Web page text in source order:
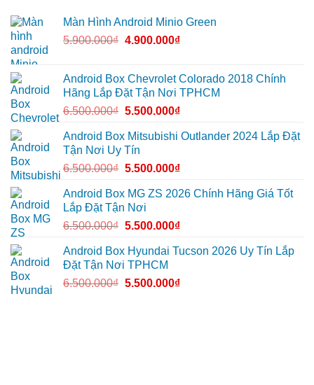
thiếu
ích
Ford
ánh
sáng
Camera
trình
XL7
Quận
để
ghi
mọi
cung
đường
Màn Hình Android Minio Green
5.900.000₫ 4.900.000₫
Android Box Chevrolet Colorado 2018 Chính
Hãng Lắp Đặt Tận Nơi TPHCM
6.500.000₫ 5.500.000₫
Android Box Mitsubishi Outlander 2024 Lắp Đặt
Tận Nơi Uy Tín
6.500.000₫ 5.500.000₫
Android Box MG ZS 2026 Chính Hãng Giá Tốt
Lắp Đặt Tận Nơi
6.500.000₫ 5.500.000₫
Android Box Hyundai Tucson 2026 Uy Tín Lắp
Đặt Tận Nơi TPHCM
6.500.000₫ 5.500.000₫